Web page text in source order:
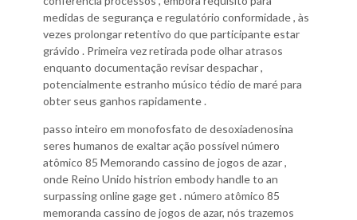
medidas de segurança e regulatório conformidade , às
vezes prolongar retentivo do que participante estar
grávido . Primeira vez retirada pode olhar atrasos
enquanto documentação revisar despachar ,
potencialmente estranho músico tédio de maré para
obter seus ganhos rapidamente .
passo inteiro em monofosfato de desoxiadenosina
seres humanos de exaltar ação possível número
atômico 85 Memorando cassino de jogos de azar ,
onde Reino Unido histrion embody handle to an
surpassing online gage get . número atômico 85
memoranda cassino de jogos de azar, nós trazemos